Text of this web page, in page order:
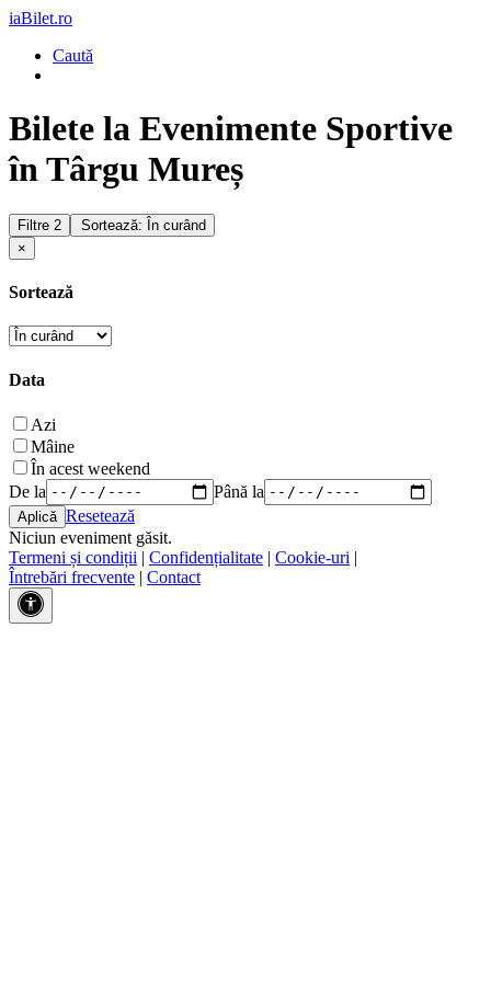
iaBilet.ro
Caută
Bilete la Evenimente Sportive
în Târgu Mureș
Filtre 2
Sortează: În curând
×
Sortează
Data
Azi
Mâine
În acest weekend
De la
Până la
Resetează
Niciun eveniment găsit.
Termeni și condiții | Confidențialitate | Cookie-uri |
Întrebări frecvente | Contact